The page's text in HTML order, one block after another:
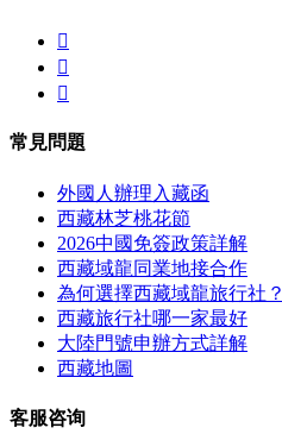



常見問題
外國人辦理入藏函
西藏林芝桃花節
2026中國免簽政策詳解
西藏域龍同業地接合作
為何選擇西藏域龍旅行社？
西藏旅行社哪一家最好
大陸門號申辦方式詳解
西藏地圖
客服咨询